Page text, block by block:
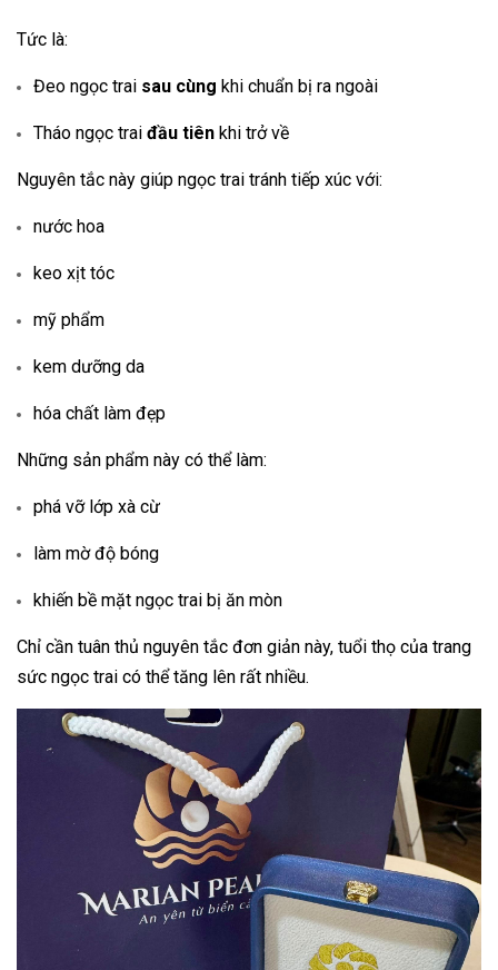
Tức là:
Đeo ngọc trai sau cùng khi chuẩn bị ra ngoài
Tháo ngọc trai đầu tiên khi trở về
Nguyên tắc này giúp ngọc trai tránh tiếp xúc với:
nước hoa
keo xịt tóc
mỹ phẩm
kem dưỡng da
hóa chất làm đẹp
Những sản phẩm này có thể làm:
phá vỡ lớp xà cừ
làm mờ độ bóng
khiến bề mặt ngọc trai bị ăn mòn
Chỉ cần tuân thủ nguyên tắc đơn giản này, tuổi thọ của trang
sức ngọc trai có thể tăng lên rất nhiều.